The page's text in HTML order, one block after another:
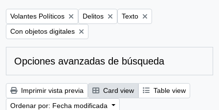
Remove filter:
Volantes Políticos Remove filter:
Delitos Remove filter:
Texto
Remove filter:
Con objetos digitales
Opciones avanzadas de búsqueda
Imprimir vista previa Card view
Table view
Ordenar por: Fecha modificada